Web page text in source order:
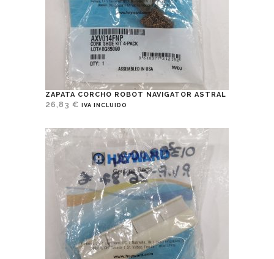
ZAPATA CORCHO ROBOT NAVIGATOR ASTRAL
26,83 € IVA INCLUIDO